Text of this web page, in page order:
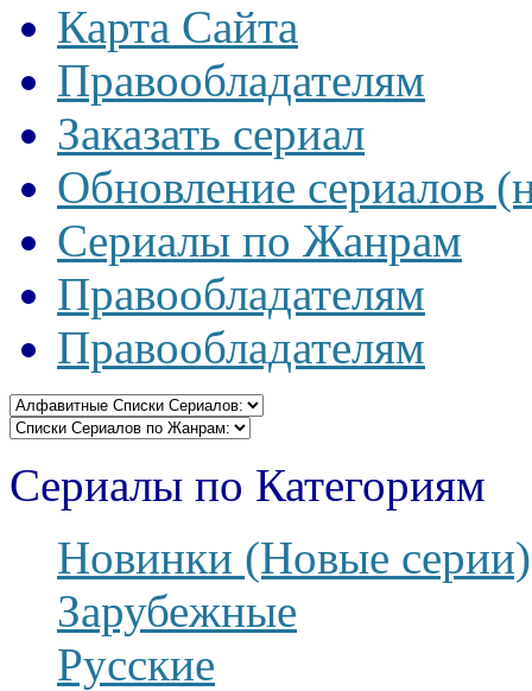
Карта Сайта
Правообладателям
Заказать сериал
Обновление сериалов
Сериалы по Жанрам
Правообладателям
Правообладателям
Сериалы по Категориям
Новинки (Новые серии)
Зарубежные
Русские